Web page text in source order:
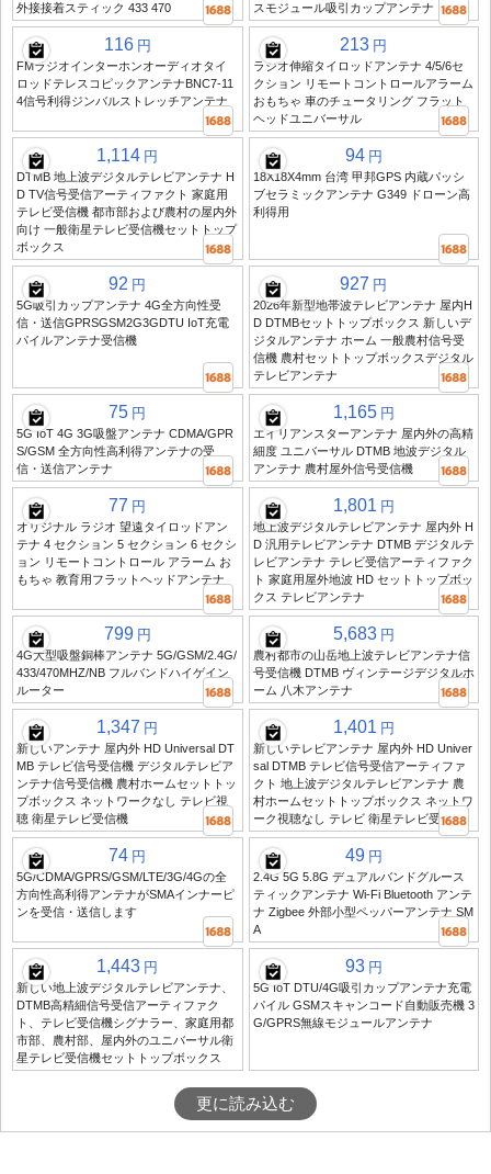
外接接着スティック 433 470
スモジュール吸引カップアンテナ
116 円
FMラジオインターホンオーディオタイ
ロッドテレスコピックアンテナBNC7-11
4信号利得ジンバルストレッチアンテナ
213 円
ラジオ伸縮タイロッドアンテナ 4/5/6セ
クション リモートコントロールアラーム
おもちゃ 車のチュータリング フラット
ヘッドユニバーサル
1,114 円
DTMB 地上波デジタルテレビアンテナ H
D TV信号受信アーティファクト 家庭用
テレビ受信機 都市部および農村の屋内外
向け 一般衛星テレビ受信機セットトップ
ボックス
94 円
18X18X4mm 台湾 甲邦GPS 内蔵パッシ
ブセラミックアンテナ G349 ドローン高
利得用
92 円
5G吸引カップアンテナ 4G全方向性受
信・送信GPRSGSM2G3GDTU IoT充電
パイルアンテナ受信機
927 円
2026年新型地帯波テレビアンテナ 屋内H
D DTMBセットトップボックス 新しいデ
ジタルアンテナ ホーム 一般農村信号受
信機 農村セットトップボックスデジタル
テレビアンテナ
75 円
5G IoT 4G 3G吸盤アンテナ CDMA/GPR
S/GSM 全方向性高利得アンテナの受
信・送信アンテナ
1,165 円
エイリアンスターアンテナ 屋内外の高精
細度 ユニバーサル DTMB 地波デジタル
アンテナ 農村屋外信号受信機
77 円
オリジナル ラジオ 望遠タイロッドアン
テナ 4 セクション 5 セクション 6 セクシ
ョン リモートコントロール アラーム お
もちゃ 教育用フラットヘッドアンテナ
1,801 円
地上波デジタルテレビアンテナ 屋内外 H
D 汎用テレビアンテナ DTMB デジタルテ
レビアンテナ テレビ受信アーティファク
ト 家庭用屋外地波 HD セットトップボッ
クス テレビアンテナ
799 円
4G大型吸盤銅棒アンテナ 5G/GSM/2.4G/
433/470MHZ/NB フルバンドハイゲイン
ルーター
5,683 円
農村都市の山岳地上波テレビアンテナ信
号受信機 DTMB ヴィンテージデジタルホ
ーム 八木アンテナ
1,347 円
新しいアンテナ 屋内外 HD Universal DT
MB テレビ信号受信機 デジタルテレビア
ンテナ信号受信機 農村ホームセットトッ
プボックス ネットワークなし テレビ視
聴 衛星テレビ受信機
1,401 円
新しいテレビアンテナ 屋内外 HD Univer
sal DTMB テレビ信号受信アーティファ
クト 地上波デジタルテレビアンテナ 農
村ホームセットトップボックス ネットワ
ーク視聴なし テレビ 衛星テレビ受信機
74 円
5G/CDMA/GPRS/GSM/LTE/3G/4Gの全
方向性高利得アンテナがSMAインナーピ
ンを受信・送信します
49 円
2.4G 5G 5.8G デュアルバンドグルース
ティックアンテナ Wi-Fi Bluetooth アンテ
ナ Zigbee 外部小型ペッパーアンテナ SM
A
1,443 円
新しい地上波デジタルテレビアンテナ、
DTMB高精細信号受信アーティファク
ト、テレビ受信機シグナラー、家庭用都
市部、農村部、屋内外のユニバーサル衛
星テレビ受信機セットトップボックス
93 円
5G IoT DTU/4G吸引カップアンテナ充電
パイル GSMスキャンコード自動販売機 3
G/GPRS無線モジュールアンテナ
更に読み込む